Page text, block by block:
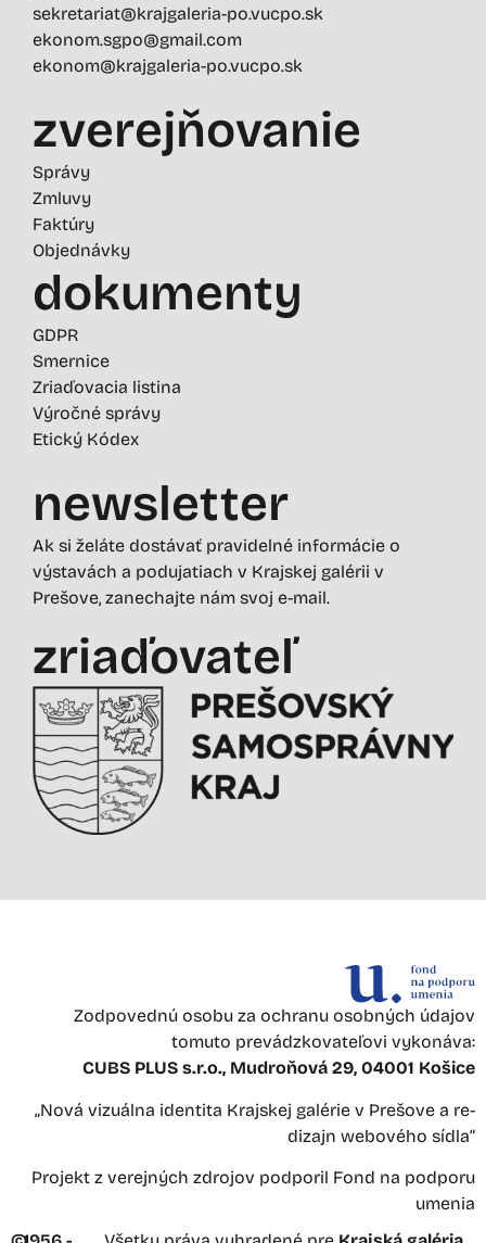
sekretariat@krajgaleria-po.vucpo.sk
ekonom.sgpo@gmail.com
ekonom@krajgaleria-po.vucpo.sk
zverejňovanie
Správy
Zmluvy
Faktúry
Objednávky
dokumenty
GDPR
Smernice
Zriaďovacia listina
Výročné správy
Etický Kódex
newsletter
Ak si želáte dostávať pravidelné informácie o
výstavách a podujatiach v Krajskej galérii v
Prešove, zanechajte nám svoj e-mail.
zriaďovateľ
Zodpovednú osobu za ochranu osobných údajov
tomuto prevádzkovateľovi vykonáva:
CUBS PLUS s.r.o., Mudroňová 29, 04001 Košice
„Nová vizuálna identita Krajskej galérie v Prešove a re-
dizajn webového sídla“
Projekt z verejných zdrojov podporil Fond na podporu
umenia